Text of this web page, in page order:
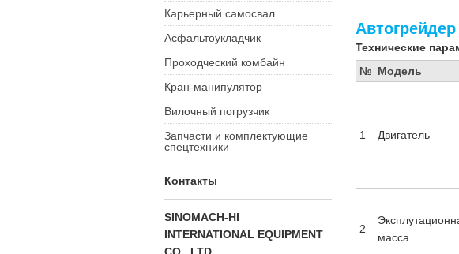
Автогрейдер
Технические
№ Модель
1 Двигатель
2
масса
Карьерный самосвал
Асфальтоукладчик
Проходческий комбайн
Кран-манипулятор
Вилочный погрузчик
Запчасти и комплектующие
спецтехники
Контакты
SINOMACH-HI
INTERNATIONAL EQUIPMENT